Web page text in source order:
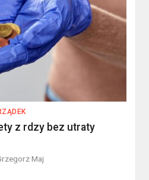
z rdzy bez utraty
Maj